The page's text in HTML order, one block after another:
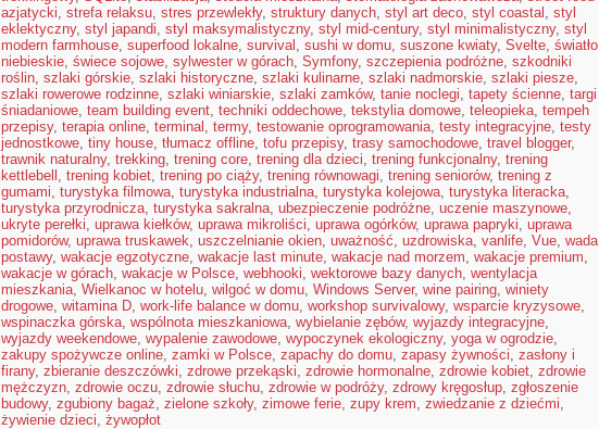
azjatycki, strefa relaksu, stres przewlekły, struktury danych, styl art deco, styl coastal , styl
eklektyczny, styl japandi, styl maksymalistyczny, styl mid-century, styl minimalistyczny, styl
modern farmhouse, superfood lokalne, survival , sushi w domu, suszone kwiaty, Svelte, światło
niebieskie, świece sojowe, sylwester w górach, Symfony, szczepienia podróżne, szkodniki
roślin, szlaki górskie, szlaki historyczne, szlaki kulinarne, szlaki nadmorskie, szlaki piesze,
szlaki rowerowe rodzinne, szlaki winiarskie, szlaki zamków, tanie noclegi, tapety ścienne, targi
śniadaniowe, team building event, techniki oddechowe, tekstylia domowe, teleopieka, tempeh
przepisy, terapia online, terminal , termy, testowanie oprogramowania, testy integracyjne, testy
jednostkowe, tiny house, tłumacz offline, tofu przepisy, trasy samochodowe, travel blogger,
trawnik naturalny, trekking, trening core, trening dla dzieci, trening funkcjonalny, trening
kettlebell , trening kobiet, trening po ciąży, trening równowagi, trening seniorów, trening z
gumami, turystyka filmowa, turystyka industrialna, turystyka kolejowa, turystyka literacka,
turystyka przyrodnicza, turystyka sakralna, ubezpieczenie podróżne, uczenie maszynowe,
ukryte perełki, uprawa kiełków, uprawa mikroliści, uprawa ogórków, uprawa papryki, uprawa
pomidorów, uprawa truskawek, uszczelnianie okien, uważność, uzdrowiska, vanlife, Vue, wada
postawy, wakacje egzotyczne, wakacje last minute, wakacje nad morzem, wakacje premium,
wakacje w górach, wakacje w Polsce, webhooki, wektorowe bazy danych, wentylacja
mieszkania, Wielkanoc w hotelu, wilgoć w domu, Windows Server, wine pairing, winiety
drogowe, witamina D, work-life balance w domu, workshop survivalowy, wsparcie kryzysowe,
wspinaczka górska, wspólnota mieszkaniowa, wybielanie zębów, wyjazdy integracyjne,
wyjazdy weekendowe, wypalenie zawodowe, wypoczynek ekologiczny, yoga w ogrodzie,
zakupy spożywcze online, zamki w Polsce, zapachy do domu, zapasy żywności, zasłony i
firany, zbieranie deszczówki, zdrowe przekąski, zdrowie hormonalne, zdrowie kobiet, zdrowie
mężczyzn, zdrowie oczu, zdrowie słuchu, zdrowie w podróży, zdrowy kręgosłup, zgłoszenie
budowy, zgubiony bagaż, zielone szkoły, zimowe ferie, zupy krem, zwiedzanie z dziećmi,
żywienie dzieci, żywopłot